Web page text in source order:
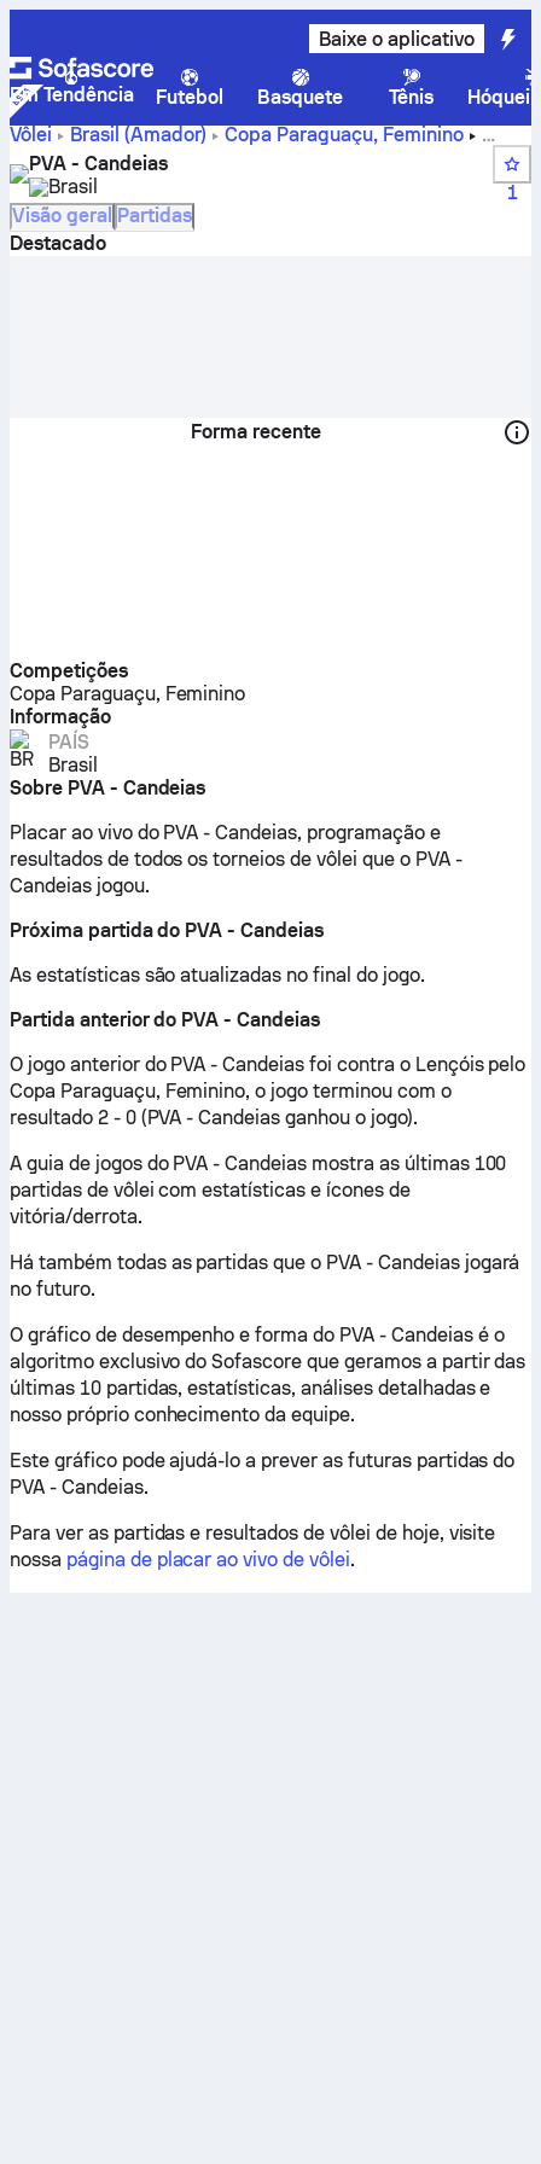
Baixe o aplicativo
Em Tendência Futebol Basquete Tênis
Hóquei
Vôlei
Brasil (Amador)
Copa Paraguaçu, Feminino
Placar ao vivo, programação, partidas e classificação do
PVA - Candeias
PVA - Candeias
Brasil
1
Visão geral Partidas
Destacado
Forma recente
Competições
Copa Paraguaçu, Feminino
Informação
PAÍS
Brasil
Sobre PVA - Candeias
Placar ao vivo do PVA - Candeias, programação e
resultados de todos os torneios de vôlei que o PVA -
Candeias jogou.
Próxima partida do PVA - Candeias
As estatísticas são atualizadas no final do jogo.
Partida anterior do PVA - Candeias
O jogo anterior do PVA - Candeias foi contra o Lençóis pelo
Copa Paraguaçu, Feminino, o jogo terminou com o
resultado 2 - 0 (PVA - Candeias ganhou o jogo).
A guia de jogos do PVA - Candeias mostra as últimas 100
partidas de vôlei com estatísticas e ícones de
vitória/derrota.
Há também todas as partidas que o PVA - Candeias jogará
no futuro.
O gráfico de desempenho e forma do PVA - Candeias é o
algoritmo exclusivo do Sofascore que geramos a partir das
últimas 10 partidas, estatísticas, análises detalhadas e
nosso próprio conhecimento da equipe.
Este gráfico pode ajudá-lo a prever as futuras partidas do
PVA - Candeias.
Para ver as partidas e resultados de vôlei de hoje, visite
nossa página de placar ao vivo de vôlei.